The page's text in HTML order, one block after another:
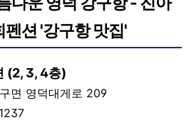
펜션 '강구항 맛집'
(2, 3, 4층)
면 영덕대게로 209